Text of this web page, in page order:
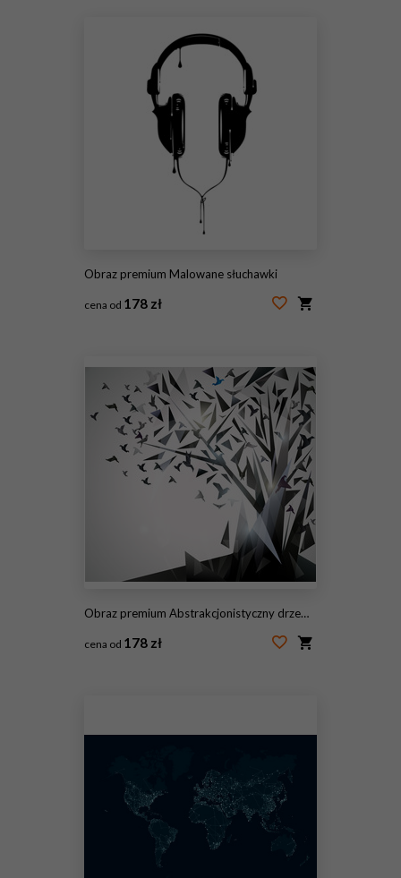
Obraz premium Malowane słuchawki
cena od 178 zł
Obraz premium Abstrakcjonistyczny drzewo z origami ptakami.
cena od 178 zł